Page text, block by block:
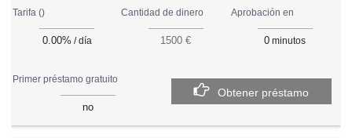
Tarifa ()
0.00% / día
Cantidad de dinero
1500 €
Aprobación en
0 minutos
Primer préstamo gratuito
no
Obtener préstamo